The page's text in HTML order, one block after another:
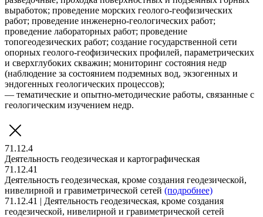
выработок; проведение морских геолого-геофизических
работ; проведение инженерно-геологических работ;
проведение лабораторных работ; проведение
топогеодезических работ; создание государственной сети
опорных геолого-геофизических профилей, параметрических
и сверхглубоких скважин; мониторинг состояния недр
(наблюдение за состоянием подземных вод, экзогенных и
эндогенных геологических процессов);
— тематические и опытно-методические работы, связанные с
геологическим изучением недр.
71.12.4
Деятельность геодезическая и картографическая
71.12.41
Деятельность геодезическая, кроме создания геодезической,
нивелирной и гравиметрической сетей (подробнее)
71.12.41 | Деятельность геодезическая, кроме создания
геодезической, нивелирной и гравиметрической сетей